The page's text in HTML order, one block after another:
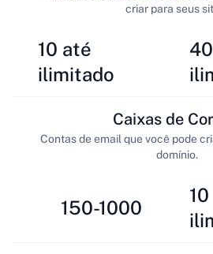
10 até
ilimitado
criar para seus
150-1000
Caixas de
Contas de email que você pode
domínio.